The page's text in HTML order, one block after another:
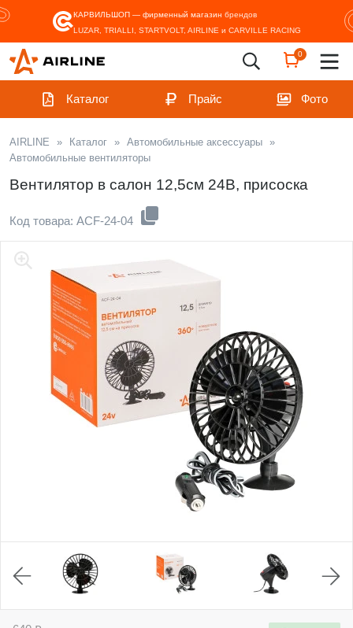
КАРВИЛЬШОП — фирменный магазин брендов
LUZAR, TRIALLI, STARTVOLT, AIRLINE и CARVILLE RACING
0
Каталог Прайс Фото
AIRLINE » Каталог » Автомобильные аксессуары »
Автомобильные вентиляторы
Вентилятор в салон 12,5см 24В, присоска
Код товара: ACF-24-04